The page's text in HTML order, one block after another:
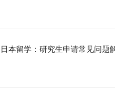
日本留学：研究生申请常见问题